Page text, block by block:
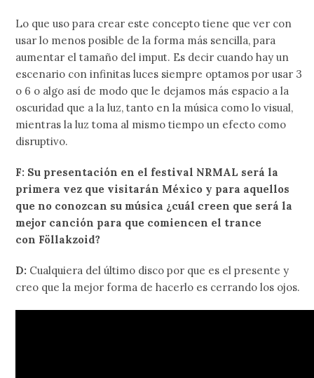
Lo que uso para crear este concepto tiene que ver con
usar lo menos posible de la forma más sencilla, para
aumentar el tamaño del imput. Es decir cuando hay un
escenario con infinitas luces siempre optamos por usar 3
o 6 o algo así de modo que le dejamos más espacio a la
oscuridad que a la luz, tanto en la música como lo visual,
mientras la luz toma al mismo tiempo un efecto como
disruptivo.
F: Su presentación en el festival NRMAL será la
primera vez que visitarán México y para aquellos
que no conozcan su música ¿cuál creen que será la
mejor canción para que comiencen el trance
con Föllakzoid?
D: Cualquiera del último disco por que es el presente y
creo que la mejor forma de hacerlo es cerrando los ojos.